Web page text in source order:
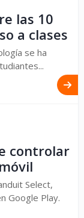
las 10
a clases
se ha
controlar
Select,
Google Play.